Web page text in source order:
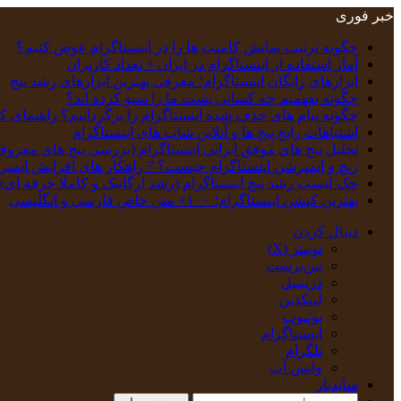
خبر فوری
چگونه ترتیب نمایش کامنت‌ ها را در اینستاگرام عوض کنیم؟
آمار استفاده از اینستاگرام در ایران + تعداد کاربران
ابزارهای رایگان اینستاگرام؛ معرفی بهترین ابزارهای رشد پیج
چگونه بفهمیم چه کسانی پست ما را سیو کرده اند؟
چگونه پیام‌ های حذف‌ شده اینستاگرام را برگردانیم؟ راهنمای
اشتباهات رایج پیج ها و آنلاین شاپ های اینستاگرام
تحلیل پیج‌ های موفق ایرانی اینستاگرام (بررسی پیج های
ریچ و ایمپرشن اینستاگرام چیست؟ 7 راهکار های افزایش ایمپرشن
چک‌ لیست رشد پیج اینستاگرام (رشد ارگانیک و کاملا حرفه ای)
بهترین کپشن‌ اینستاگرام؛ ۱۰۰+ متن خاص فارسی و انگلیسی
دنبال کردن
توییتر (X)
‫پین‌ترست
دریبببل
لینکدین
یوتیوب
اینستاگرام
تلگرام
واتس آپ
سایدبار